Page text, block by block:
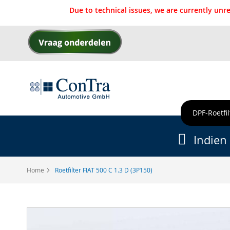
Due to technical issues, we are currently
Ga
naar
inhoud
DPF-
Home Roetfilter FIAT 500 C 1.3 D (3P150)
Indien